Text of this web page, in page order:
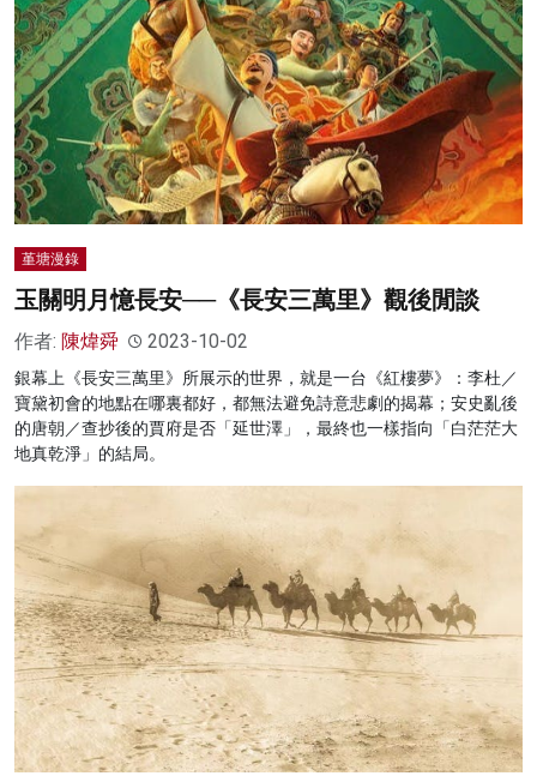
科技
影片
名家榜
灼見活動
堇塘漫錄
玉關明月憶長安──《長安三萬里》觀後閒談
作者: 陳煒舜 2023-10-02
銀幕上《長安三萬里》所展示的世界，就是一台《紅樓夢》：李杜／
寶黛初會的地點在哪裏都好，都無法避免詩意悲劇的揭幕；安史亂後
的唐朝／查抄後的賈府是否「延世澤」，最終也一樣指向「白茫茫大
地真乾淨」的結局。